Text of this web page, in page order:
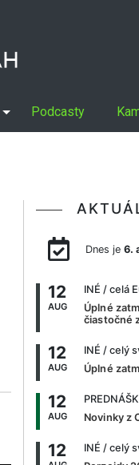
Podcasty
Dnes je 6.
12
AUG
INÉ / celá
Úplné
čiastočné
12
AUG
INÉ / celý
Úplné
12
AUG
Novinky z
12 INÉ / celý